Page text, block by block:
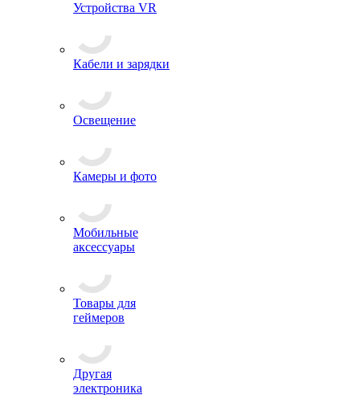
Устройства VR
Кабели и зарядки
Освещение
Камеры и фото
Мобильные
аксессуары
Товары для
геймеров
Другая
электроника